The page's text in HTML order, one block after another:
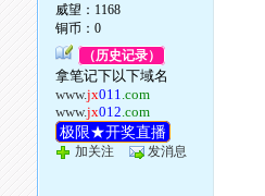
威望：1168
铜币：0
（历史记录）
拿笔记下以下域名
www.jx011.com
www.jx012.com
极限★开奖直播
加关注 发消息